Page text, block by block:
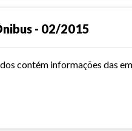
- 02/2015